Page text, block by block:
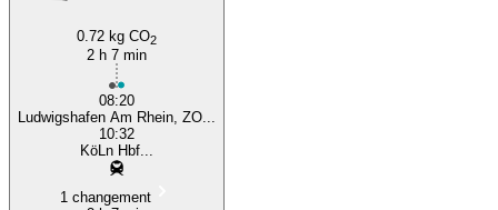
0.72 kg CO2
2 h 7 min
08:20
Ludwigshafen Am Rhein, ZO...
10:32
KöLn Hbf...
1 changement